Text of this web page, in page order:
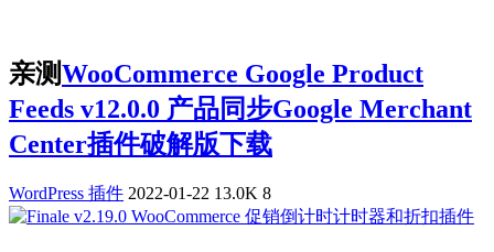
亲测WooCommerce Google Product
Feeds v12.0.0 产品同步Google Merchant
Center插件破解版下载
WordPress 插件 2022-01-22 13.0K 8